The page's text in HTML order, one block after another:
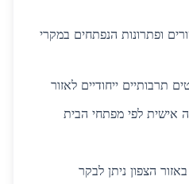
ופתרונות הנפתחים במקרי
תרבותיים ייחודיים לאזור
אישית לפי מפתחי הבית
הצפון ניתן לבקר